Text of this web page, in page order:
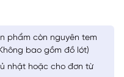
phẩm còn nguyên tem
bao gồm đồ lót)
nhật hoặc cho đơn từ